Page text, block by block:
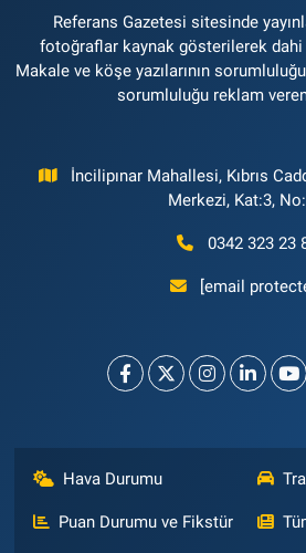
Referans Gazetesi sitesinde
fotoğraflar kaynak gösterilerek dahi
Makale ve köşe yazılarının
sorumluluğu reklam
İncilipınar Mahallesi, Kıbrıs
Merkezi, Kat:3,
0342 323 23
[email
Hava Durumu
Puan Durumu ve Fikstür